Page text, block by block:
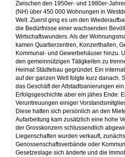
Zwischen den 1950er- und 1980er-
(NH) über 450 000 Wohnungen in
Welt. Zuerst ging es um den
die Bedürfnisse einer wachsenden
Wirtschaftswunders. Als der
kamen Quartierzentren, Konzerthallen,
Kommunal- und Gewerbehäuser hinzu.
den gemeinnützigen Tätigkeiten zu
Heimat Städtebau gegründet. Ein
auf der ganzen Welt folgte kurz danach.
das Geschäft der Altstadtsanierungen
Erfolgsgeschichte aber ein jähes Ende:
Veruntreuungen einiger
Diese hatten sich persönlich an den
Aufarbeitung kam zusätzlich eine hohe
der Grosskonzern schlussendlich
Liegenschaften wurden verkauft,
Genossenschaftsverbände oder
Gesetzeslage sich änderte und die